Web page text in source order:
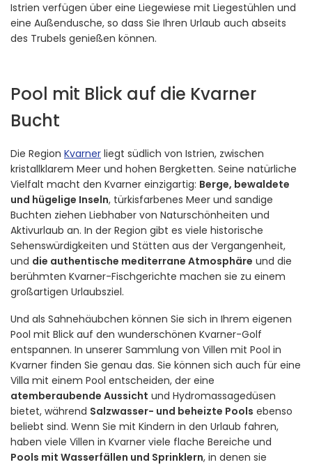
Istrien verfügen über eine Liegewiese mit Liegestühlen und
eine Außendusche, so dass Sie Ihren Urlaub auch abseits
des Trubels genießen können.
Pool mit Blick auf die Kvarner
Bucht
Die Region Kvarner liegt südlich von Istrien, zwischen
kristallklarem Meer und hohen Bergketten. Seine natürliche
Vielfalt macht den Kvarner einzigartig: Berge, bewaldete
und hügelige Inseln, türkisfarbenes Meer und sandige
Buchten ziehen Liebhaber von Naturschönheiten und
Aktivurlaub an. In der Region gibt es viele historische
Sehenswürdigkeiten und Stätten aus der Vergangenheit,
und die authentische mediterrane Atmosphäre und die
berühmten Kvarner-Fischgerichte machen sie zu einem
großartigen Urlaubsziel.
Und als Sahnehäubchen können Sie sich in Ihrem eigenen
Pool mit Blick auf den wunderschönen Kvarner-Golf
entspannen. In unserer Sammlung von Villen mit Pool in
Kvarner finden Sie genau das. Sie können sich auch für eine
Villa mit einem Pool entscheiden, der eine
atemberaubende Aussicht und Hydromassagedüsen
bietet, während Salzwasser- und beheizte Pools ebenso
beliebt sind. Wenn Sie mit Kindern in den Urlaub fahren,
haben viele Villen in Kvarner viele flache Bereiche und
Pools mit Wasserfällen und Sprinklern, in denen sie